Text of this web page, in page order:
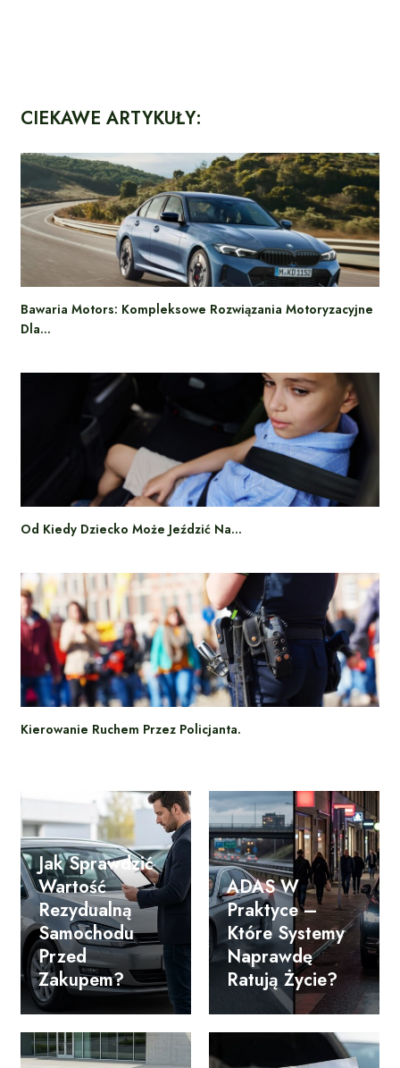
CIEKAWE ARTYKUŁY:
Bawaria Motors: Kompleksowe Rozwiązania Motoryzacyjne
Dla…
Od Kiedy Dziecko Może Jeździć Na…
Kierowanie Ruchem Przez Policjanta.
Jak Sprawdzić
Wartość
Rezydualną
Samochodu
Przed
Zakupem?
ADAS W
Praktyce –
Które Systemy
Naprawdę
Ratują Życie?